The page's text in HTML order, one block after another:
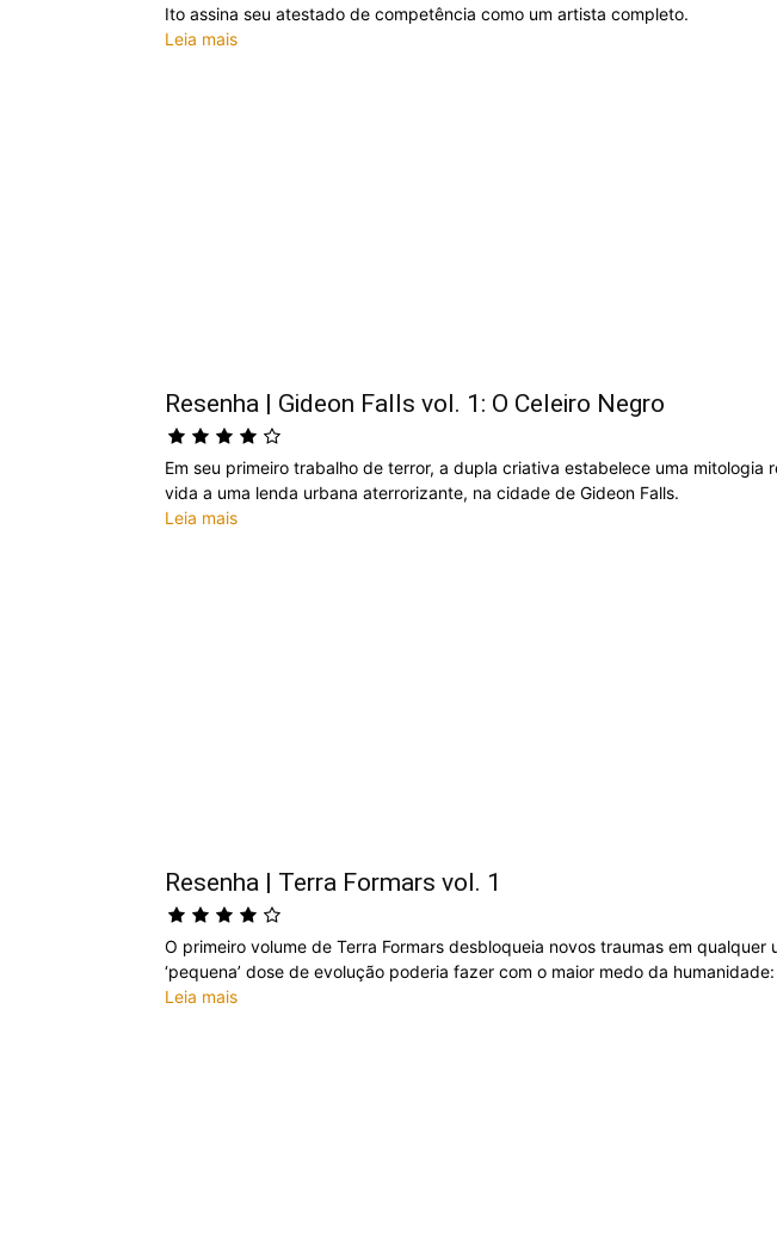
Ito assina seu atestado de competência como um artista completo.
Leia mais
Resenha | Gideon Falls vol. 1: O Celeiro Negro
Em seu primeiro trabalho de terror, a dupla criativa estabelece uma mitologia
vida a uma lenda urbana aterrorizante, na cidade de Gideon Falls.
Leia mais
Resenha | Terra Formars vol. 1
O primeiro volume de Terra Formars desbloqueia novos traumas em qualquer
‘pequena’ dose de evolução poderia fazer com o maior medo da
Leia mais